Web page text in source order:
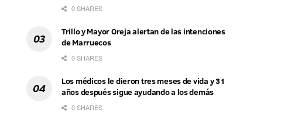
0 SHARES
Trillo y Mayor Oreja alertan de las intenciones
de Marruecos
0 SHARES
Los médicos le dieron tres meses de vida y 31
años después sigue ayudando a los demás
0 SHARES